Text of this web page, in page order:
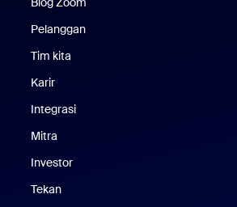
Pelanggan
Tim kita
Karir
Integrasi
Mitra
Investor
Tekan